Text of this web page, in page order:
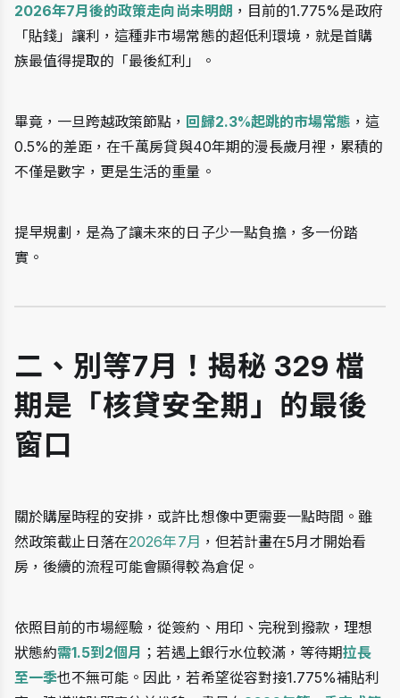
2026年7月後的政策走向尚未明朗 ，目前的1.775%是政府
「貼錢」讓利，這種非市場常態的超低利環境，就是首購
族最值得提取的「最後紅利」。
畢竟，一旦跨越政策節點， 回歸2.3%起跳的市場常態 ，這
0.5%的差距，在千萬房貸與40年期的漫長歲月裡，累積的
不僅是數字，更是生活的重量。
提早規劃，是為了讓未來的日子少一點負擔，多一份踏
實。
二、別等7月！揭秘 329 檔
期是「核貸安全期」的最後
窗口
關於購屋時程的安排，或許比想像中更需要一點時間。雖
然政策截止日落在2026年7月 ，但若計畫在5月才開始看
房，後續的流程可能會顯得較為倉促。
依照目前的市場經驗，從簽約、用印、完稅到撥款，理想
狀態約需1.5到2個月 ；若遇上銀行水位較滿，等待期拉長
至一季也不無可能。因此，若希望從容對接1.775%補貼利